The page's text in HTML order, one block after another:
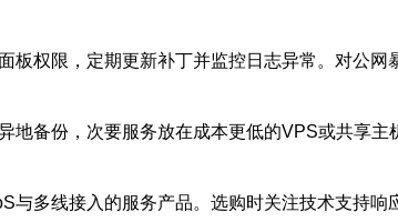
权限，定期更新补丁并监控日志异常。对公
备份，次要服务放在成本更低的VPS或共享
多线接入的服务产品。选购时关注技术支持